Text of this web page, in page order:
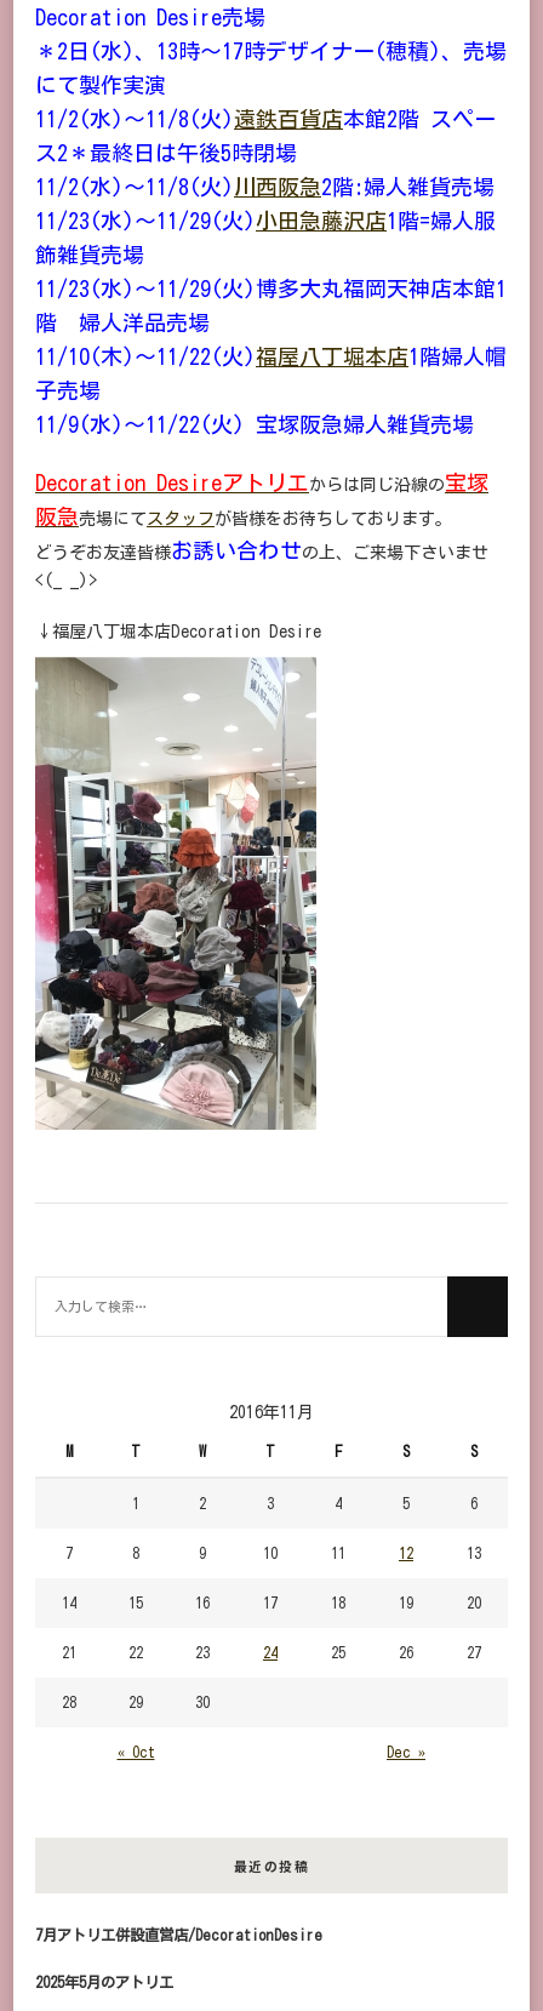
Decoration Desire売場
＊2日(水)、13時～17時デザイナー(穂積)、売場
にて製作実演
11/2(水)～11/8(火)遠鉄百貨店本館2階 スペー
ス2＊最終日は午後5時閉場
11/2(水)～11/8(火) 川西阪急2階:婦人雑貨売場
11/23(水)～11/29(火)小田急藤沢店1階=婦人服
飾雑貨売場
11/23(水)～11/29(火)博多大丸福岡天神店本館1
階 婦人洋品売場
11/10(木)～11/22(火) 福屋八丁堀本店1階婦人帽
子売場
11/9(水)～11/22(火) 宝塚阪急婦人雑貨売場
Decoration Desireアトリエ からは同じ沿線の宝塚
阪急 売場にて スタッフが皆様をお待ちしております。
どうぞお友達皆様お誘い合わせの上、ご来場下さいませ
<(_ _)>
↓福屋八丁堀本店Decoration Desire
2016年11月
M T W T F S S
« Oct Dec »
1 2 3 4 5 6
7 8 9 10 11 12 13
14 15 16 17 18 19 20
21 22 23 24 25 26 27
28 29 30
最近の投稿
7月アトリエ併設直営店/DecorationDesire
2025年5月のアトリエ